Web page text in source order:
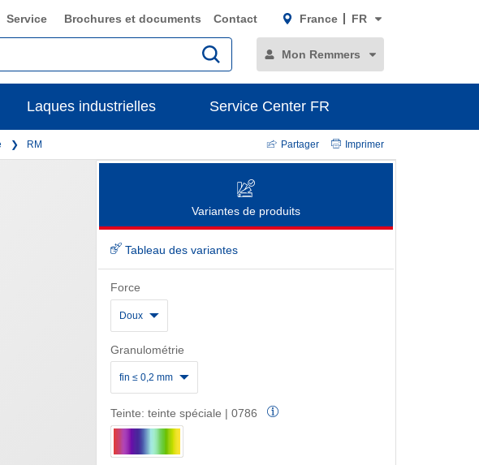
Service Brochures et documents Contact France FR
Mon Remmers
Laques industrielles Service Center FR
RM Partager Imprimer
Variantes de produits
Tableau des variantes
Force
Doux
Granulométrie
fin ≤ 0,2 mm
Teinte: teinte spéciale | 0786